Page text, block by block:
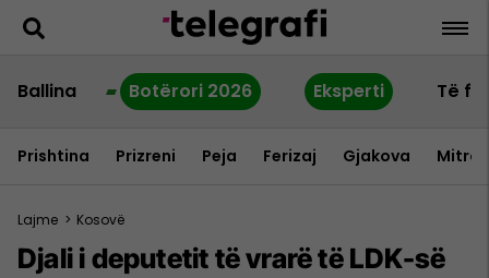
Ballina Botërori 2026 Eksperti Të
Prishtina Prizreni Peja Ferizaj Gjakova
Lajme > Kosovë
Djali i deputetit të vrarë të LDK-së